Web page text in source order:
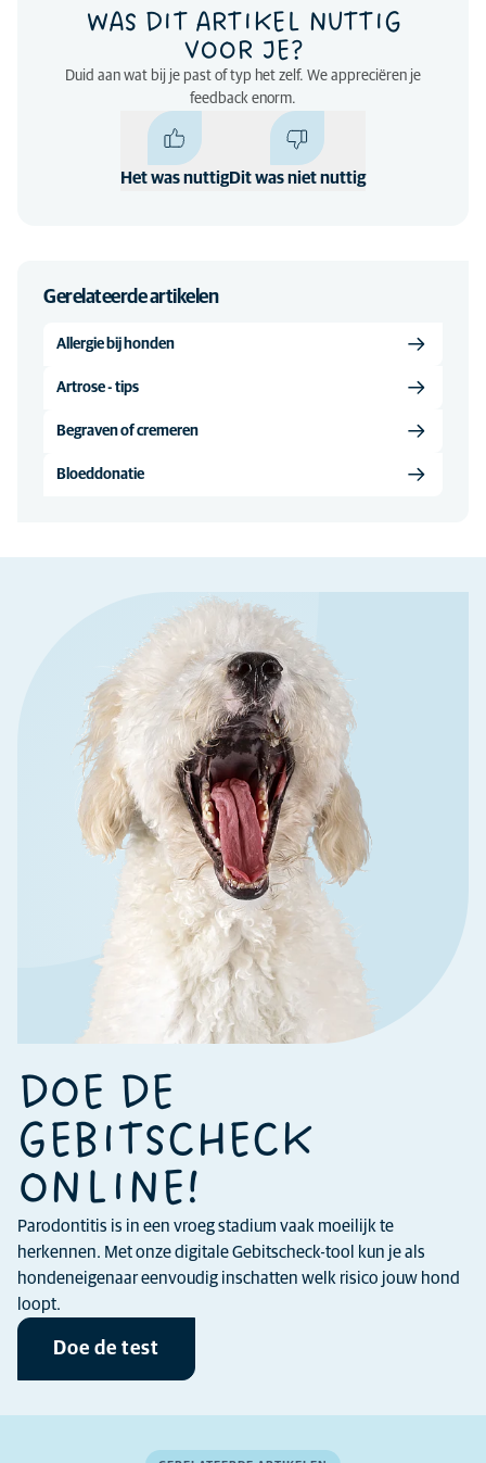
WAS DIT ARTIKEL NUTTIG
VOOR JE?
Duid aan wat bij je past of typ het zelf. We appreciëren je
feedback enorm.
Het was nuttigDit was niet nuttig
Gerelateerde artikelen
Allergie bij honden
Artrose - tips
Begraven of cremeren
Bloeddonatie
DOE DE
GEBITSCHECK
ONLINE!
Parodontitis is in een vroeg stadium vaak moeilijk te
herkennen. Met onze digitale Gebitscheck-tool kun je als
hondeneigenaar eenvoudig inschatten welk risico jouw hond
loopt.
Doe de test